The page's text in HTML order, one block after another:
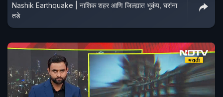
Nashik Earthquake | नाशिक शहर आणि जिल्ह्यात भूकंप, घरांना
तडे